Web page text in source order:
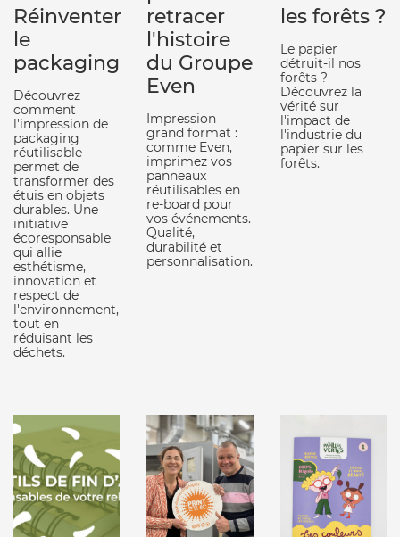
Réinventer
le
packaging
Découvrez
comment
l'impression de
packaging
réutilisable
permet de
transformer des
étuis en objets
durables. Une
initiative
écoresponsable
qui allie
esthétisme,
innovation et
respect de
l'environnement,
tout en
réduisant les
déchets.
retracer
l'histoire
du Groupe
Even
Impression
grand format :
comme Even,
imprimez vos
panneaux
réutilisables en
re-board pour
vos événements.
Qualité,
durabilité et
personnalisation.
les forêts ?
Le papier
détruit-il nos
forêts ?
Découvrez la
vérité sur
l'impact de
l'industrie du
papier sur les
forêts.